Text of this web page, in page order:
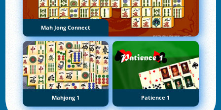
Mah Jong Connect
Mahjong 1 Patience 1